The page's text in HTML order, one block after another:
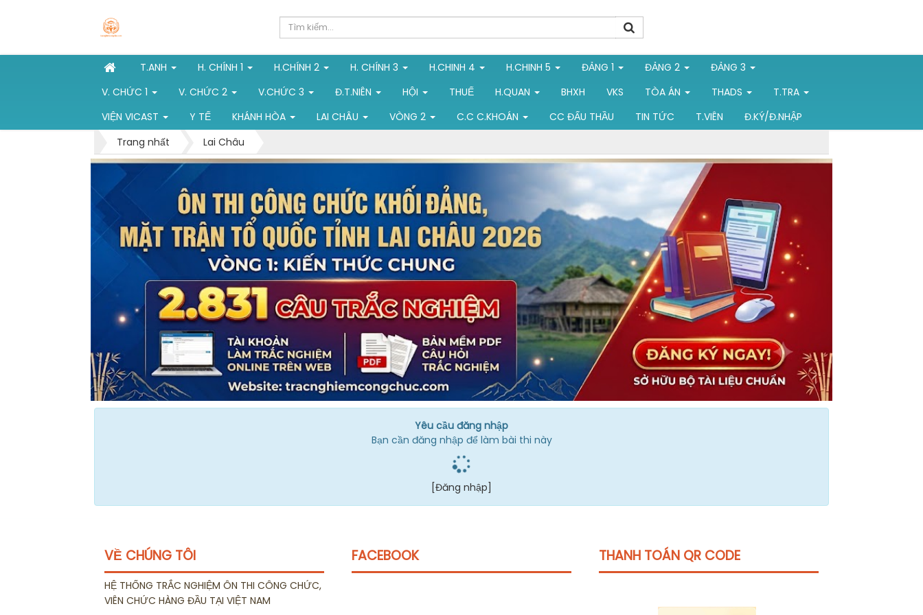
T.ANH H. CHÍNH 1 H.CHÍNH 2 H. CHÍNH 3 H.CHINH 4 H.CHINH 5 ĐẢNG 1 ĐẢNG 2
ĐẢNG 3
V. CHỨC 1
V. CHỨC 2 V.CHỨC 3 Đ.T.NIÊN HỘI THUẾ H.QUAN BHXH VKS TÒA ÁN THADS
T.TRA
VIỆN VICAST
Y TẾ KHÁNH HÒA LAI CHÂU VÒNG 2 C.C C.KHOÁN CC ĐẤU THẦU TIN TỨC T.VIÊN
Đ.KÝ/Đ.NHẬP
Trang nhất
Lai Châu
Yêu cầu đăng nhập
Bạn cần đăng nhập để làm bài thi này
[Đăng nhập]
VỀ CHÚNG TÔI
HỆ THỐNG TRẮC NGHIỆM ÔN THI CÔNG CHỨC,
VIÊN CHỨC HÀNG ĐẦU TẠI VIỆT NAM
FACEBOOK THANH TOÁN QR CODE